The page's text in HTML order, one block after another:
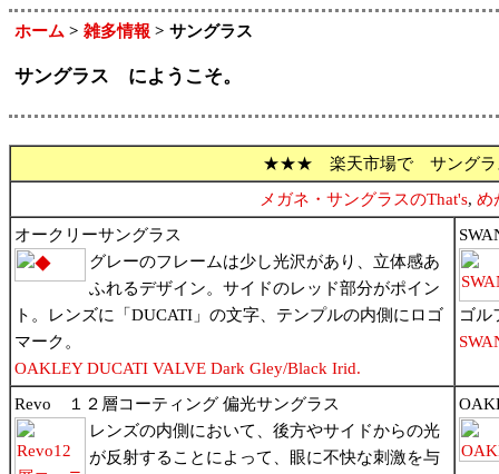
ホーム > 雑多情報 > サングラス
サングラス にようこそ。
★★★ 楽天市場で サング
メガネ・サングラスのThat's, め
オークリーサングラス
グレーのフレームは少し光沢があり、立体感あ
ふれるデザイン。サイドのレッド部分がポイン
ト。レンズに「DUCATI」の文字、テンプルの内側にロゴ
マーク。
OAKLEY DUCATI VALVE Dark Gley/Black Irid.
ゴル
Revo １２層コーティング 偏光サングラス
レンズの内側において、後方やサイドからの光
が反射することによって、眼に不快な刺激を与